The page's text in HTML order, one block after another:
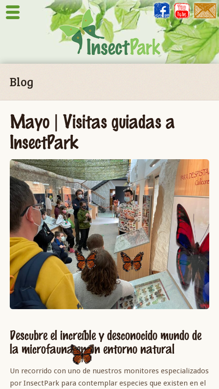
Blog
Mayo | Visitas guiadas a
InsectPark
Descubre el increíble y desconocido mundo de
la microfauna en un entorno natural
Un recorrido con uno de nuestros monitores especializados
por InsectPark para contemplar especies que existen en el